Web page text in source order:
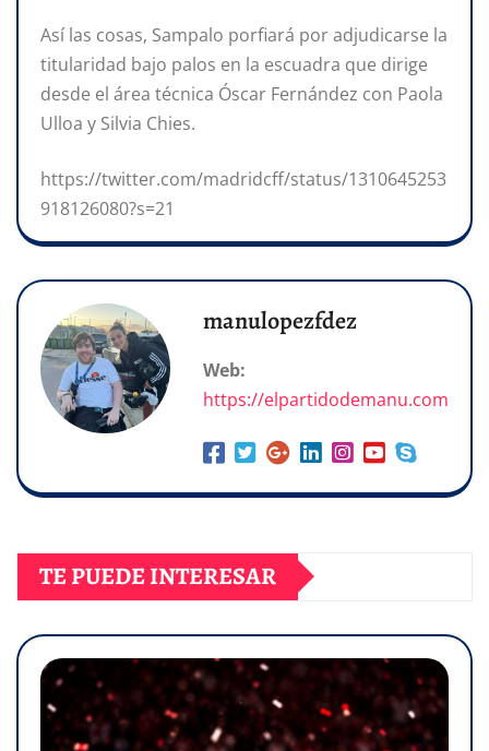
Así las cosas, Sampalo porfiará por adjudicarse la
titularidad bajo palos en la escuadra que dirige
desde el área técnica Óscar Fernández con Paola
Ulloa y Silvia Chies.
https://twitter.com/madridcff/status/1310645253
918126080?s=21
manulopezfdez
Web:
https://elpartidodemanu.com
TE PUEDE INTERESAR